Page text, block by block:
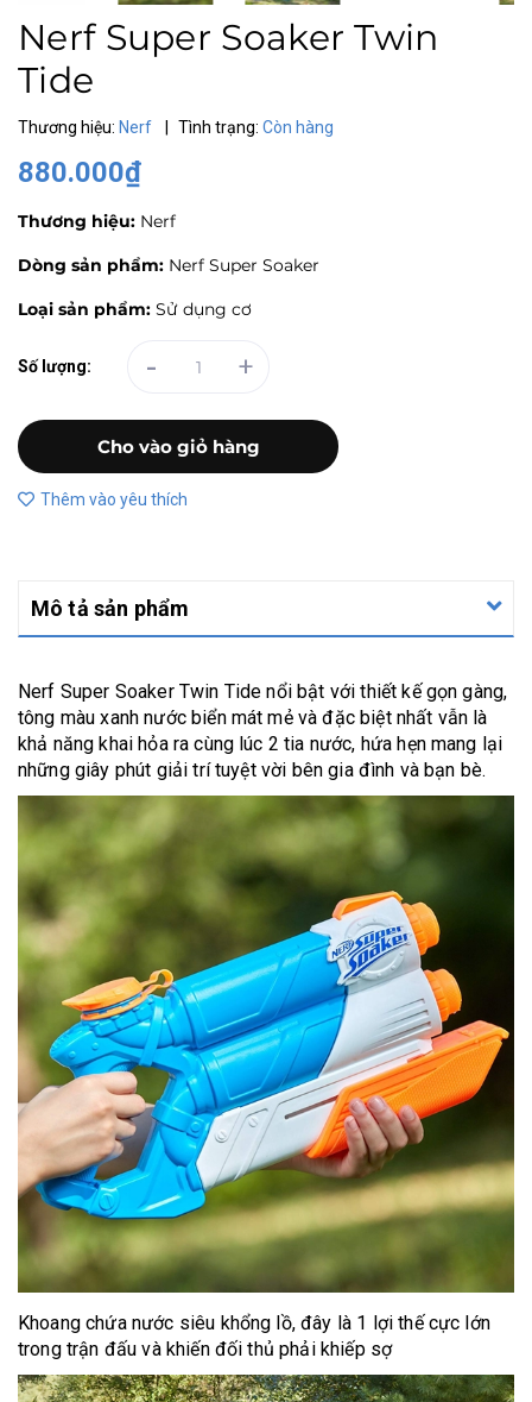
Nerf Super Soaker Twin
Tide
Thương hiệu: Nerf Tình trạng: Còn hàng
880.000₫
Thương hiệu: Nerf
Dòng sản phẩm: Nerf Super Soaker
Loại sản phẩm: Sử dụng cơ
Số lượng: - +
Cho vào giỏ hàng
Thêm vào yêu thích
Mô tả sản phẩm
Nerf Super Soaker Twin Tide nổi bật với thiết kế gọn gàng,
tông màu xanh nước biển mát mẻ và đặc biệt nhất vẫn là
khả năng khai hỏa ra cùng lúc 2 tia nước, hứa hẹn mang lại
những giây phút giải trí tuyệt vời bên gia đình và bạn bè.
Khoang chứa nước siêu khổng lồ, đây là 1 lợi thế cực lớn
trong trận đấu và khiến đối thủ phải khiếp sợ